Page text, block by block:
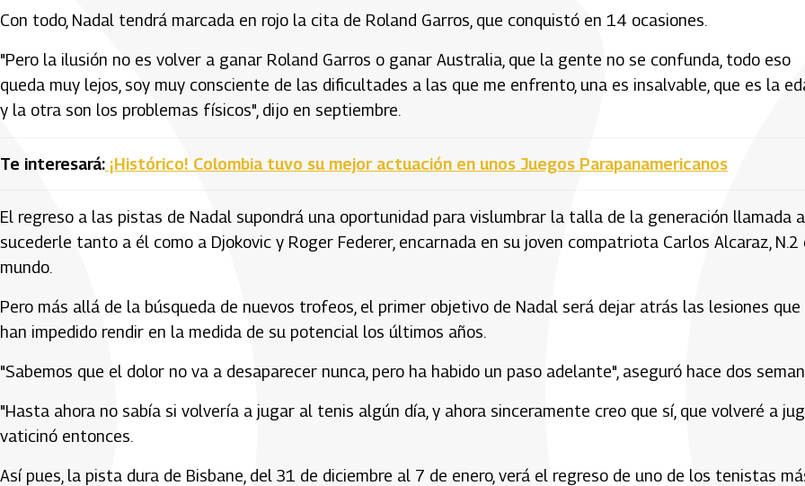
Con todo, Nadal tendrá marcada en rojo la cita de Roland Garros, que conquistó en 14 ocasiones.
"Pero la ilusión no es volver a ganar Roland Garros o ganar Australia, que la gente no se confunda, todo eso
queda muy lejos, soy muy consciente de las dificultades a las que me enfrento, una es insalvable, que es la
y la otra son los problemas físicos", dijo en septiembre.
Te interesará: ¡Histórico! Colombia tuvo su mejor actuación en unos Juegos Parapanamericanos
El regreso a las pistas de Nadal supondrá una oportunidad para vislumbrar la talla de la generación llamada a
sucederle tanto a él como a Djokovic y Roger Federer, encarnada en su joven compatriota Carlos Alcaraz, N.2
mundo.
Pero más allá de la búsqueda de nuevos trofeos, el primer objetivo de Nadal será dejar atrás las lesiones que
han impedido rendir en la medida de su potencial los últimos años.
"Sabemos que el dolor no va a desaparecer nunca, pero ha habido un paso adelante", aseguró hace dos
"Hasta ahora no sabía si volvería a jugar al tenis algún día, y ahora sinceramente creo que sí, que volveré a
vaticinó entonces.
Así pues, la pista dura de Bisbane, del 31 de diciembre al 7 de enero, verá el regreso de uno de los tenistas